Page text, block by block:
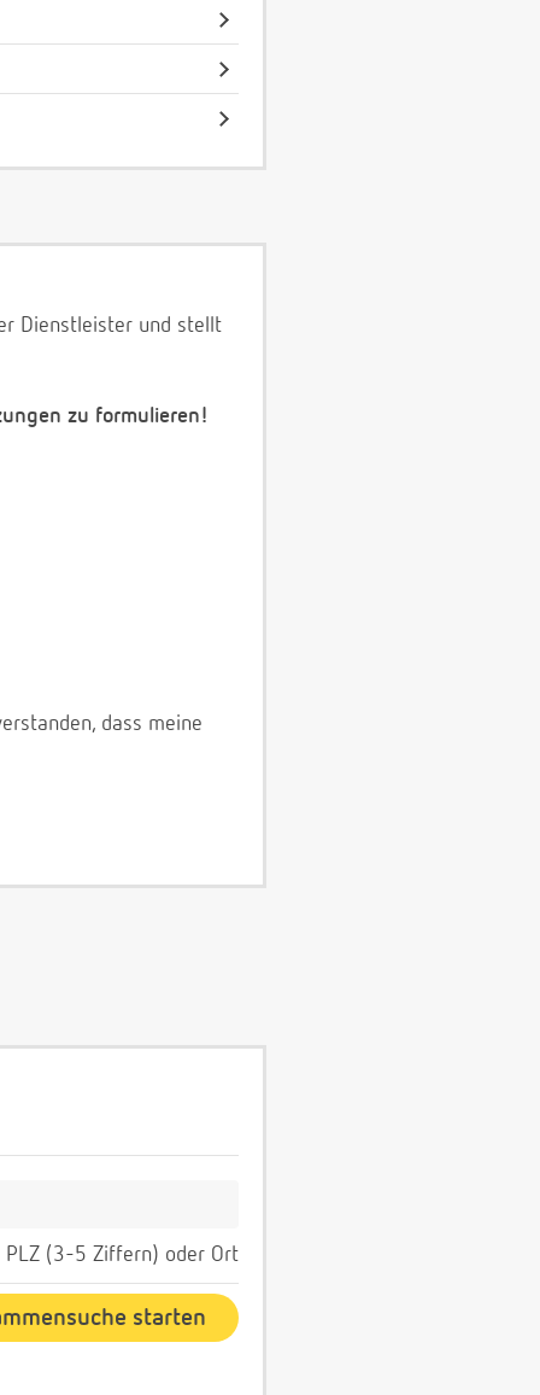
Dienstleister und stellt
zu formulieren!
dass meine
PLZ (3-5 Ziffern) oder Ort